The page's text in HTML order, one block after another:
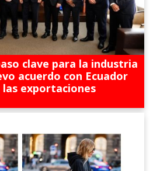
clave para la industria
acuerdo con Ecuador
las exportaciones